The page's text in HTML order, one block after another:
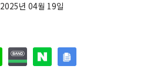
2025년 04월 19일